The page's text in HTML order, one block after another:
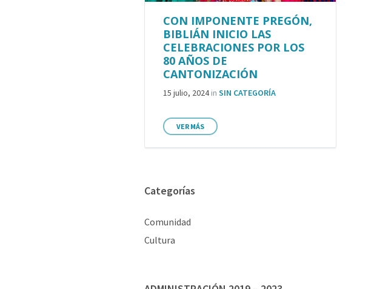
CON IMPONENTE PREGÓN,
BIBLIÁN INICIO LAS
CELEBRACIONES POR LOS
80 AÑOS DE
CANTONIZACIÓN
15 julio, 2024inSIN CATEGORÍA
VER MÁS
Categorías
Comunidad
Cultura